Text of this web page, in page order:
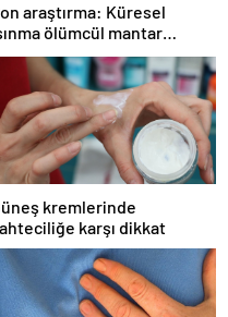
araştırma: Küresel
ölümcül mantar
yayabilir
kremlerinde
karşı dikkat